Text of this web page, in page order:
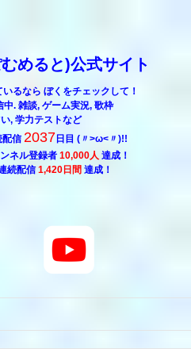
めると)公式サイト
るなら ぼくをチェックして！
. 雑談, ゲーム実況, 歌枠
, 学力テストなど
配信2037 日目 (〃>ω<〃)!!
ネル登録者 10,000人 達成！
続配信1,420日間 達成！